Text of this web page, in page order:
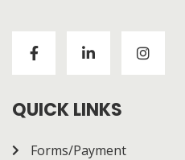
about a game combining
how it works.
QUICK LINKS
Forms/Payment